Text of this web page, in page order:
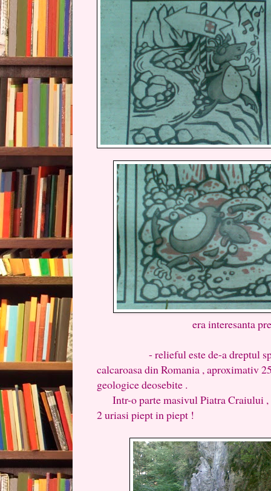
era interesanta
- relieful este de-a dreptul
calcaroasa din Romania , aproximativ
geologice deosebite .
Intr-o parte masivul Piatra Craiului ,
2 uriasi piept in piept !